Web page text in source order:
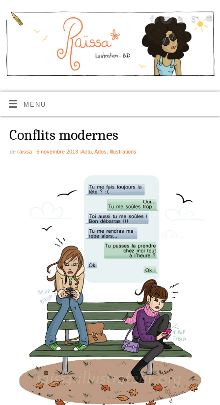
MENU
Conflits modernes
de raissa | 5 novembre 2013 |Actu, Ados Illustrations